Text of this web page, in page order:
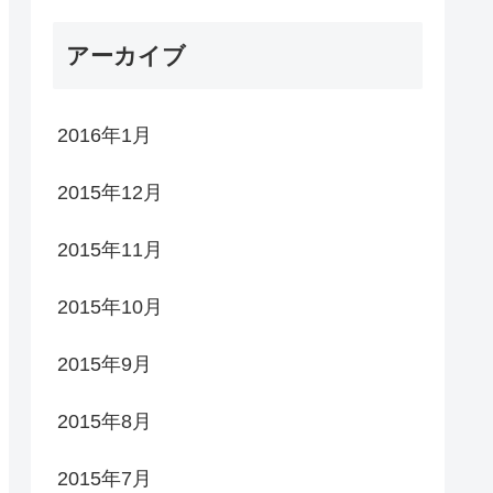
アーカイブ
2016年1月
2015年12月
2015年11月
2015年10月
2015年9月
2015年8月
2015年7月